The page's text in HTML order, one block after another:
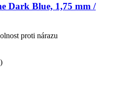
Dark Blue, 1,75 mm /
proti nárazu